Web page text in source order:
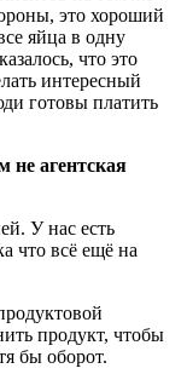
это хороший
яйца в одну
что это
интересный
готовы платить
не агентская
У нас есть
что всё ещё на
продукт, чтобы
бы оборот.